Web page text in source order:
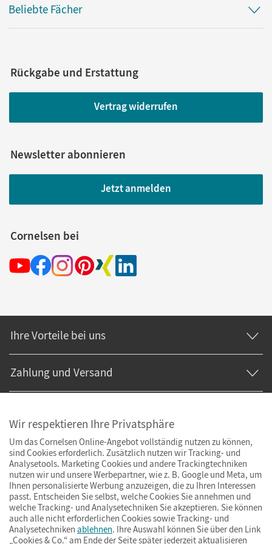
Beliebte Fächer
Rückgabe und Erstattung
Vertrag widerrufen
Newsletter abonnieren
Jetzt anmelden
Cornelsen bei
Ihre Vorteile bei uns
Zahlung und Versand
Wir respektieren Ihre Privatsphäre
Um das Cornelsen Online-Angebot vollständig nutzen zu können,
sind Cookies erforderlich. Zusätzlich nutzen wir Tracking- und
Analysetools. Marketing Cookies und andere Trackingtechniken
nutzen wir und unsere Werbepartner, wie z. B. Google und Meta, um
Ihnen personalisierte Werbung anzuzeigen, die zu Ihren Interessen
passt. Entscheiden Sie selbst, welche Cookies Sie annehmen und
welche Tracking- und Analysetechniken Sie akzeptieren. Sie können
auch alle nicht erforderlichen Cookies sowie Tracking- und
Analysetechniken ablehnen. Ihre Auswahl können Sie über den Link
„Cookies & Co.“ am Ende der Seite später jederzeit aktualisieren